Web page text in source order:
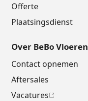
Offerte
Plaatsingsdienst
Over BeBo Vloeren
Contact opnemen
Aftersales
Vacatures